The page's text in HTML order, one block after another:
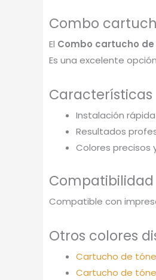
Combo
El Combo cartucho de
Es una excelente
Características
Instalación
Resultados
Colores precisos
Compatibilidad
Compatible con
Otros colores
Cartucho de
Cartucho de